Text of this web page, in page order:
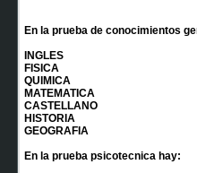
En la prueba de conocimientos
INGLES
FISICA
QUIMICA
MATEMATICA
CASTELLANO
HISTORIA
GEOGRAFIA
En la prueba psicotecnica hay: